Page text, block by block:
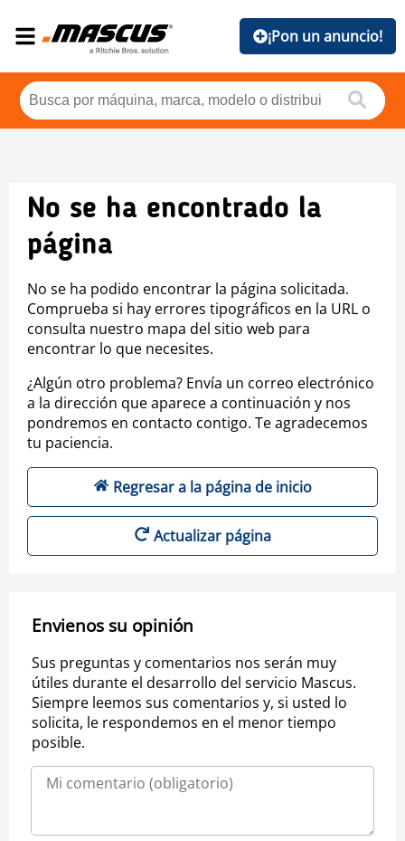
¡Pon un anuncio!
No se ha encontrado la
página
No se ha podido encontrar la página solicitada.
Comprueba si hay errores tipográficos en la URL o
consulta nuestro mapa del sitio web para
encontrar lo que necesites.
¿Algún otro problema? Envía un correo electrónico
a la dirección que aparece a continuación y nos
pondremos en contacto contigo. Te agradecemos
tu paciencia.
Regresar a la página de inicio
Actualizar página
Envienos su opinión
Sus preguntas y comentarios nos serán muy
útiles durante el desarrollo del servicio Mascus.
Siempre leemos sus comentarios y, si usted lo
solicita, le respondemos en el menor tiempo
posible.